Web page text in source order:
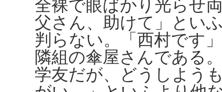
全裸で眼ばかり光らせ
父さん、助けて」とい
判らない。「西村です
隣組の傘屋さんである
学友だが、どうしよう